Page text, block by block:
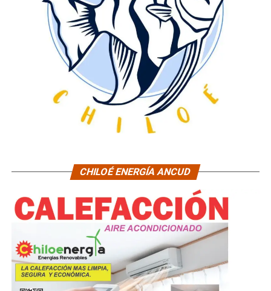
CHILOÉ ENERGÍA ANCUD